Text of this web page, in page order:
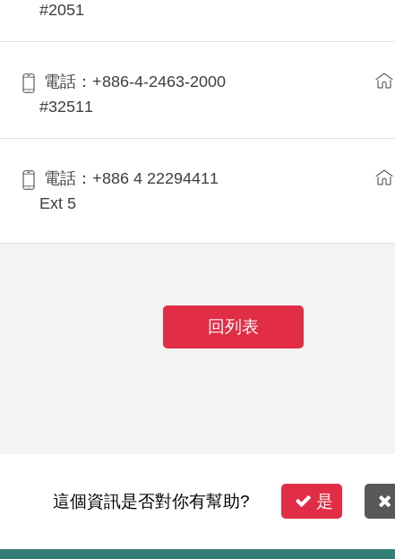
#2051
電話：+886-4-2463-2000
#32511
電話：+886 4 22294411
Ext 5
回列表
這個資訊是否對你有幫助? 是